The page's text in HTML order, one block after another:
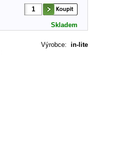
Skladem
in-lite
Výrobce: